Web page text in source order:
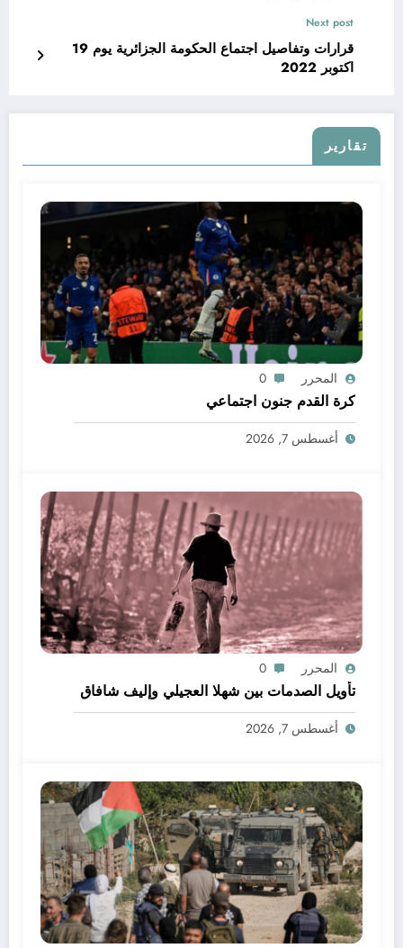
Next post
قرارات وتفاصيل اجتماع الحكومة الجزائرية يوم 19
اكتوبر 2022
تقارير
المحرر 0
كرة القدم جنون اجتماعي
أغسطس 7, 2026
المحرر 0
تأويل الصدمات بين شهلا العجيلي وإليف شافاق
أغسطس 7, 2026